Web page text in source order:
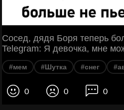
Сосед, дядя Боря теперь
Telegram: Я девочка, мне
#мем #Шутка #снег
0 0 0